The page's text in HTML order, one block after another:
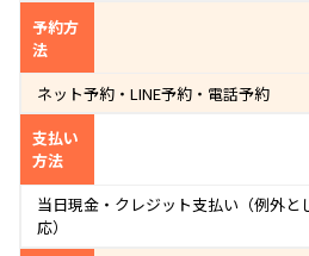
予約方
法
ネット予約・LINE予約・電話予約
支払い
方法
当日現金・クレジット支払い（例外と
応）